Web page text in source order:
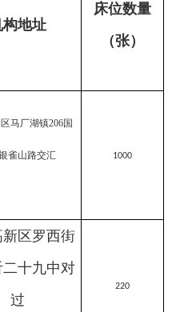
构地址
床位数量
（张）
马厂湖镇206国
雀山路交汇 1000
新区罗西街
十九中对
过
220